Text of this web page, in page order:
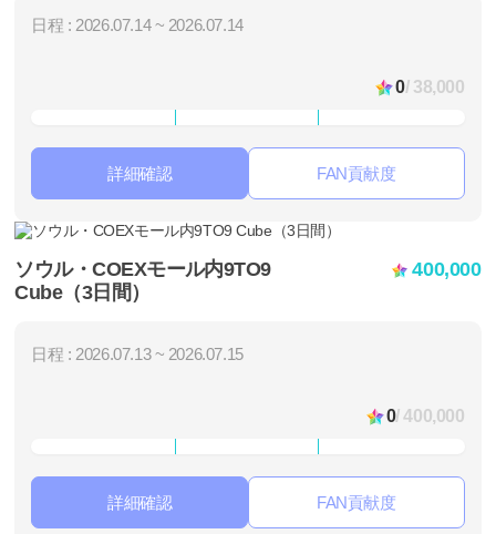
日程 : 2026.07.14 ~ 2026.07.14
0/ 38,000
詳細確認 FAN貢献度
ソウル・COEXモール内9TO9
Cube（3日間）
400,000
日程 : 2026.07.13 ~ 2026.07.15
0/ 400,000
詳細確認 FAN貢献度